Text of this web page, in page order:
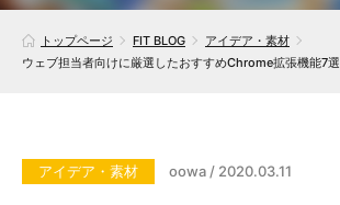
SEO対策
トップページ FIT BLOG
アイデア・素材
ウェブ担当者向けに厳選したおすすめChrome拡張機能7選
アイデア・素材 oowa / 2020.03.11